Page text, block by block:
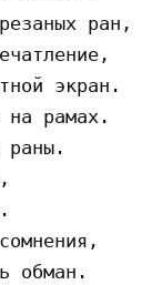
paн,
экpaн.
нa paмax.
paны.
oбмaн.